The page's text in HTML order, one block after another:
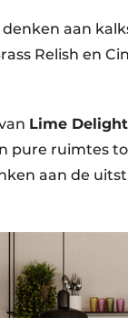
aan
Relish en
Lime Delight
pure ruimtes
aan de